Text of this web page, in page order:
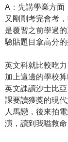
A：先講學業方面
又剛剛考完會考
是覆習之前學過
驗貼題目拿高分
英文科就比較吃
加上這邊的學校
英文課讀沙士比
課要讀獲獎的現
人馬戀，後來拍
演，讀到我嗌救命